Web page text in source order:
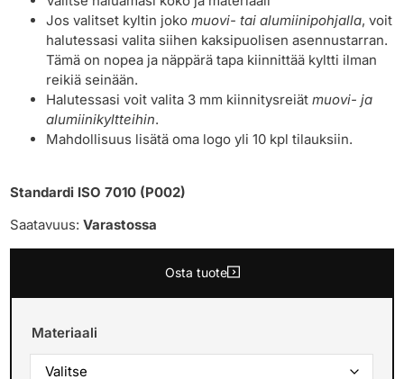
Jos valitset kyltin jokomuovi- tai alumiinipohjalla, voit
halutessasi valita siihen kaksipuolisen asennustarran.
Tämä on nopea ja näppärä tapa kiinnittää kyltti ilman
reikiä seinään.
Halutessasi voit valita 3 mm kiinnitysreiätmuovi- ja
alumiinikyltteihin.
Mahdollisuus lisätä oma logo yli 10 kpl tilauksiin.
Standardi ISO 7010 (P002)
Saatavuus:Varastossa
Osta tuote
Materiaali